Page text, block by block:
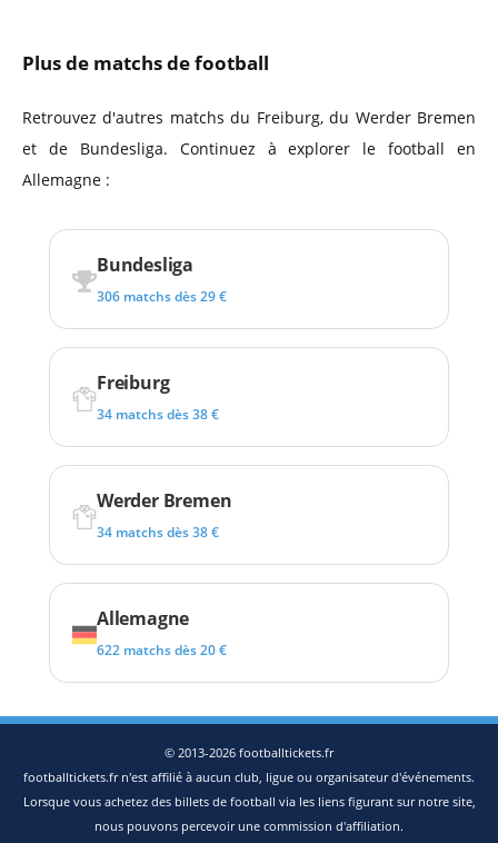
Plus de matchs de football
Retrouvez d'autres matchs du Freiburg, du Werder Bremen
et de Bundesliga. Continuez à explorer le football en
Allemagne :
Bundesliga
306 matchs dès 29 €
Freiburg
34 matchs dès 38 €
Werder Bremen
34 matchs dès 38 €
Allemagne
622 matchs dès 20 €
© 2013-2026 footballtickets.fr
footballtickets.fr n'est affilié à aucun club, ligue ou organisateur d'événements.
Lorsque vous achetez des billets de football via les liens figurant sur notre site,
nous pouvons percevoir une commission d'affiliation.